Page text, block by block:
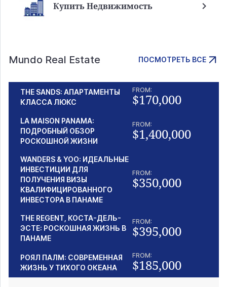
Купить Недвижимость
Mundo Real Estate ПОСМОТРЕТЬ ВСЕ
THE SANDS: АПАРТАМЕНТЫ
КЛАССА ЛЮКС
FROM:
$170,000
LA MAISON PANAMA:
ПОДРОБНЫЙ ОБЗОР
РОСКОШНОЙ ЖИЗНИ
FROM:
$1,400,000
WANDERS & YOO: ИДЕАЛЬНЫЕ
ИНВЕСТИЦИИ ДЛЯ
ПОЛУЧЕНИЯ ВИЗЫ
КВАЛИФИЦИРОВАННОГО
ИНВЕСТОРА В ПАНАМЕ
FROM:
$350,000
THE REGENT, КОСТА-ДЕЛЬ-
ЭСТЕ: РОСКОШНАЯ ЖИЗНЬ В
ПАНАМЕ
FROM:
$395,000
РОЯЛ ПАЛМ: СОВРЕМЕННАЯ
ЖИЗНЬ У ТИХОГО ОКЕАНА
FROM:
$185,000